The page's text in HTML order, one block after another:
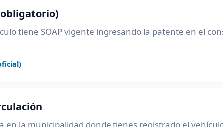
obligatorio)
tiene SOAP vigente ingresando la patente en el
en la municipalidad donde tienes registrado el